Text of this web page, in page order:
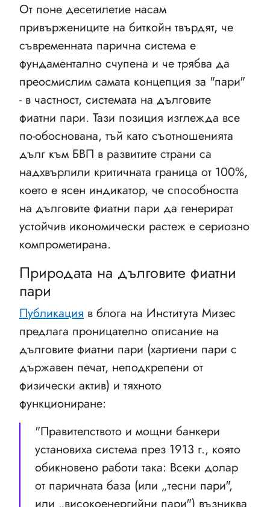
От поне десетилетие насам
привържениците на биткойн твърдят, че
съвременната парична система е
фундаментално счупена и че трябва да
преосмислим самата концепция за "пари"
- в частност, системата на дълговите
фиатни пари. Тази позиция изглежда все
по-обоснована, тъй като съотношенията
дълг към БВП в развитите страни са
надхвърлили критичната граница от 100%,
което е ясен индикатор, че способността
на дълговите фиатни пари да генерират
устойчив икономически растеж е сериозно
компрометирана.
Природата на дълговите фиатни
пари
Публикация в блога на Института Мизес
предлага проницателно описание на
дълговите фиатни пари (хартиени пари с
държавен печат, неподкрепени от
физически актив) и тяхното
функциониране:
"Правителството и мощни банкери
установиха система през 1913 г., която
обикновено работи така: Всеки долар
от паричната база (или „тесни пари",